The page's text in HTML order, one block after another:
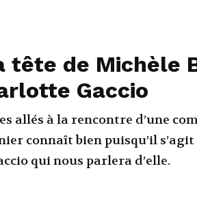
tête de Michèle
Gaccio
allés à la rencontre d’une
connaît bien puisqu’il
qui nous parlera d’elle.